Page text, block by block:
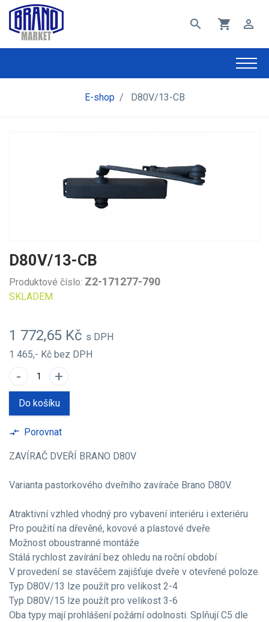
search shopping_cart perm_identity
E-shop / D80V/13-CB
D80V/13-CB
Produktové číslo: Z2-171277-790
SKLADEM
1 772,65 Kč s DPH
1 465,- Kč bez DPH
- +
Do košíku
compare_arrows Porovnat
ZAVÍRAČ DVEŘÍ BRANO D80V
Varianta pastorkového dveřního zavírače Brano D80V.
Atraktivní vzhled vhodný pro vybavení interiéru i exteriéru
Pro použití na dřevěné, kovové a plastové dveře
Možnost oboustranné montáže
Stálá rychlost zavírání bez ohledu na roční období
V provedení se stavěčem zajišťuje dveře v otevřené poloze
Typ D80V/13 lze použít pro velikost 2-4
Typ D80V/15 lze použít pro velikost 3-6
Oba typy mají prohlášení požární odolnosti. Splňují C5 dle